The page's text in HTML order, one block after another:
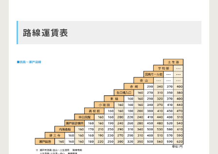
路線運賃表